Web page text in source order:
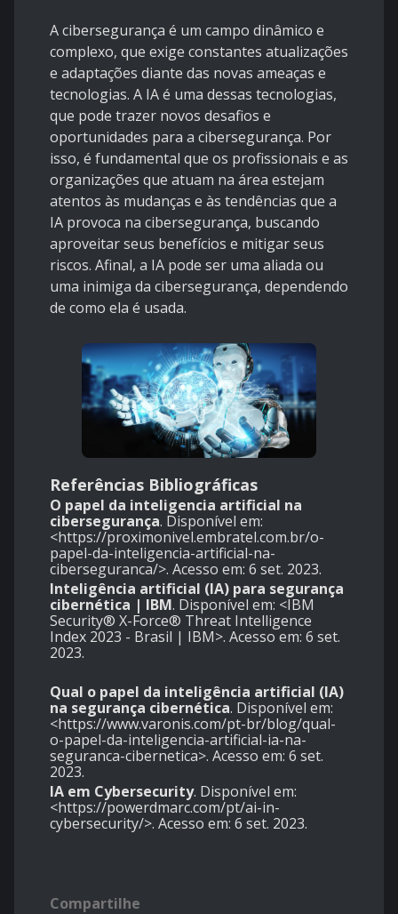
A cibersegurança é um campo dinâmico e
complexo, que exige constantes atualizações
e adaptações diante das novas ameaças e
tecnologias. A IA é uma dessas tecnologias,
que pode trazer novos desafios e
oportunidades para a cibersegurança. Por
isso, é fundamental que os profissionais e as
organizações que atuam na área estejam
atentos às mudanças e às tendências que a
IA provoca na cibersegurança, buscando
aproveitar seus benefícios e mitigar seus
riscos. Afinal, a IA pode ser uma aliada ou
uma inimiga da cibersegurança, dependendo
de como ela é usada.
Referências Bibliográficas
O papel da inteligencia artificial na
cibersegurança. Disponível em:
<https://proximonivel.embratel.com.br/o-
papel-da-inteligencia-artificial-na-
ciberseguranca/>. Acesso em: 6 set. 2023.
Inteligência artificial (IA) para segurança
cibernética | IBM. Disponível em: <IBM
Security® X-Force® Threat Intelligence
Index 2023 - Brasil | IBM>. Acesso em: 6 set.
2023.
Qual o papel da inteligência artificial (IA)
na segurança cibernética. Disponível em:
<https://www.varonis.com/pt-br/blog/qual-
o-papel-da-inteligencia-artificial-ia-na-
seguranca-cibernetica>. Acesso em: 6 set.
2023.
IA em Cybersecurity. Disponível em:
<https://powerdmarc.com/pt/ai-in-
cybersecurity/>. Acesso em: 6 set. 2023.
Compartilhe